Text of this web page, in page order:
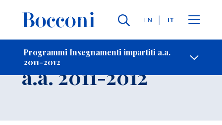
Lingue
EN IT
Programmi Insegnamenti impartiti a.a.
2011-2012
-
Insegnamento
a.a. 2011-2012